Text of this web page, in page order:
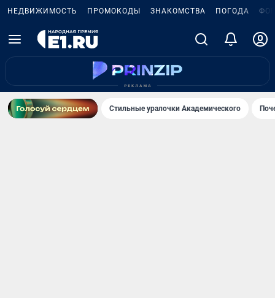
НЕДВИЖИМОСТЬ ПРОМОКОДЫ ЗНАКОМСТВА ПОГОДА
Стильные уралочки Академического